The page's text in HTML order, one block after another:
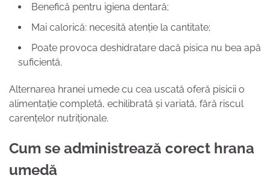
Benefică pentru igiena dentară;
Mai calorică: necesită atenție la cantitate;
Poate provoca deshidratare dacă pisica nu bea apă
suficientă.
Alternarea hranei umede cu cea uscată oferă pisicii o
alimentație completă, echilibrată și variată, fără riscul
carențelor nutriționale.
Cum se administrează corect hrana
umedă